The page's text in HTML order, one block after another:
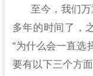
至今，我们
多年的时间了，
“为什么会一直选
要有以下三个方